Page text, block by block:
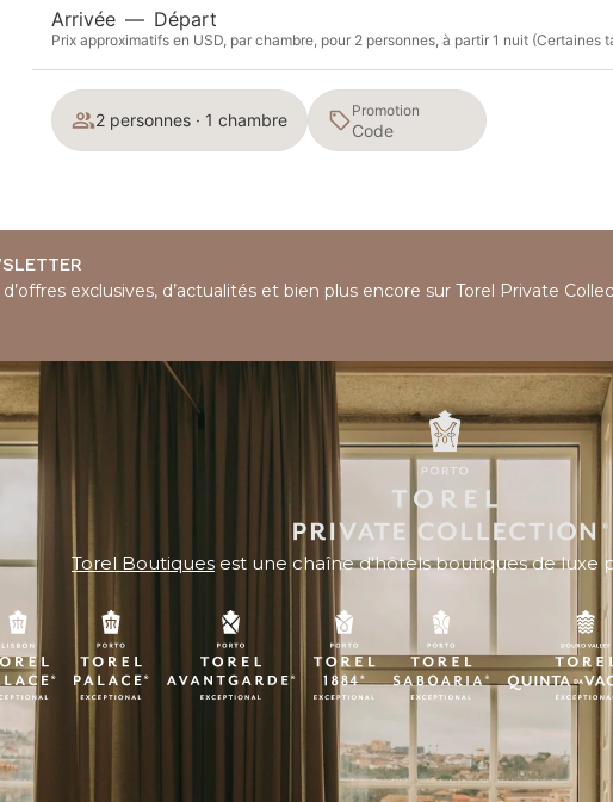
Arrivée — Départ
Prix approximatifs en USD, par chambre, pour 2 personnes, à partir 1 nuit (Certaines
2 personnes · 1 chambre Promotion
exclusives, d’actualités et bien plus encore sur Torel Private
Torel Boutiques est une chaîne d'hôtels boutiques de luxe